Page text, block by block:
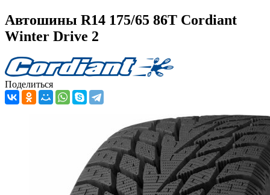
Автошины R14 175/65 86T Cordiant
Winter Drive 2
Поделиться